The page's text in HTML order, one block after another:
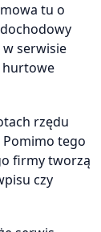
tu o
w serwisie
hurtowe
rzędu
tego
firmy tworzą
czy